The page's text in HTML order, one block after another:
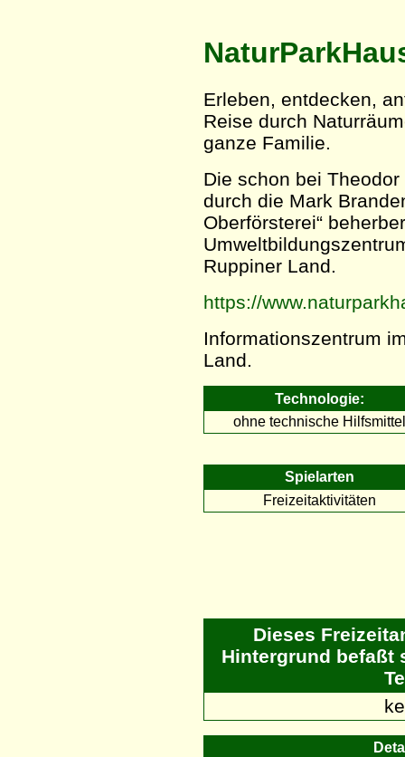
Erleben, entdecken,
Reise durch
ganze Familie.
Die schon bei
durch die Mark
Oberförsterei“
Ruppiner Land.
https://
Informationszentrum
Land.
Technologie:
ohne technische Hilfsmittel
Spielarten
Freizeitaktivitäten
Dieses
Hintergrund befaßt